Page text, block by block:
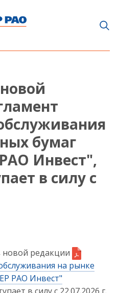
бумаг
Инвест",
в силу с
новой редакции
на рынке
РАО Инвест"